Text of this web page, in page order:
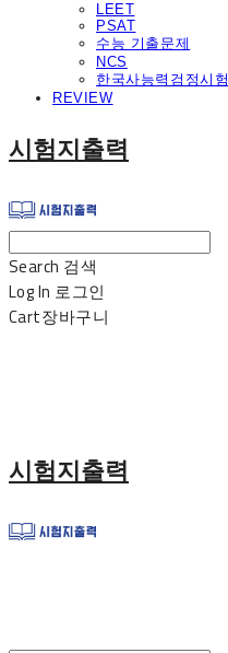
LEET
PSAT
수능 기출문제
NCS
한국사능력검정시험
REVIEW
시험지출력
Search 검색
Log In 로그인
Cart장바구니
시험지출력